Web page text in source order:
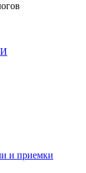
и приемки